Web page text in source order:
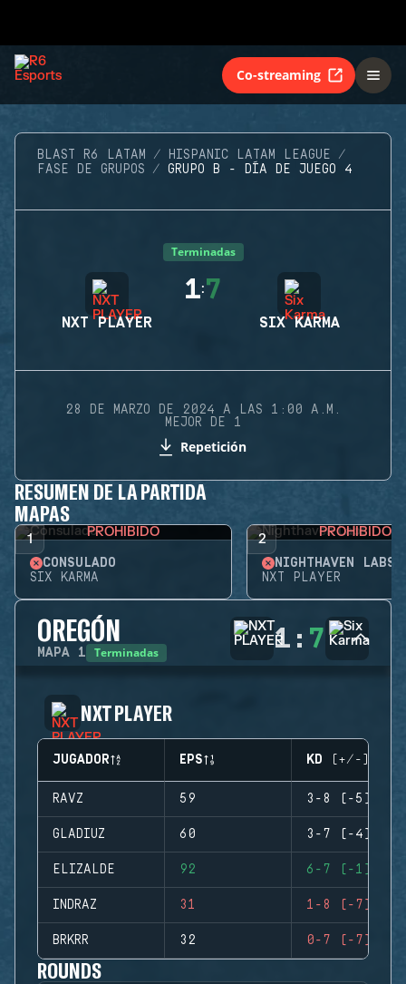
Co-streaming
BLAST R6 LATAM
HISPANIC LATAM LEAGUE
FASE DE GRUPOS
GRUPO B - DÍA DE JUEGO 4
Terminadas
NXT PLAYER
1:7
SIX KARMA
28 DE MARZO DE 2024 A LAS 1:00 A.M.
MEJOR DE 1
Repetición
RESUMEN DE LA PARTIDA
MAPAS
1 PROHIBIDO
CONSULADO
SIX KARMA
2 PROHIBIDO
NIGHTHAVEN LABS
NXT PLAYER
OREGÓN
MAPA 1 Terminadas 1 : 7
NXT PLAYER
JUGADOR EPS KD (+/-)
RAVZ 59 3-8 (-5)
GLADIUZ 60 3-7 (-4)
ELIZALDE 92 6-7 (-1)
INDRAZ 31 1-8 (-7)
BRKRR 32 0-7 (-7)
ROUNDS